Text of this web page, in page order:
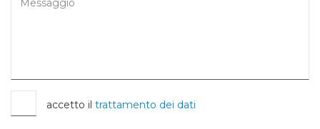
accetto il trattamento dei dati